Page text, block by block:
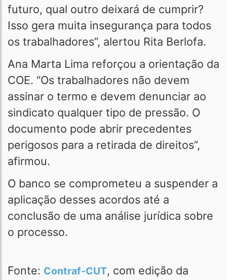
futuro, qual outro deixará de cumprir?
Isso gera muita insegurança para todos
os trabalhadores”, alertou Rita Berlofa.
Ana Marta Lima reforçou a orientação da
COE. “Os trabalhadores não devem
assinar o termo e devem denunciar ao
sindicato qualquer tipo de pressão. O
documento pode abrir precedentes
perigosos para a retirada de direitos”,
afirmou.
O banco se comprometeu a suspender a
aplicação desses acordos até a
conclusão de uma análise jurídica sobre
o processo.
Fonte: Contraf-CUT, com edição da